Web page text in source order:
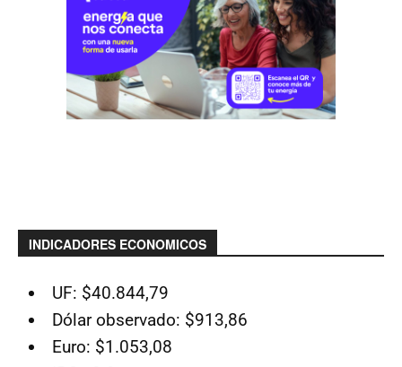
INDICADORES ECONOMICOS
UF: $40.844,79
Dólar observado: $913,86
Euro: $1.053,08